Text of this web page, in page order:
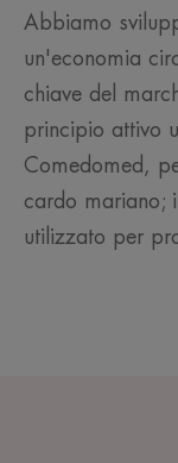
Abbiamo
un'economia
chiave del
principio attivo
Comedomed,
cardo mariano;
utilizzato per